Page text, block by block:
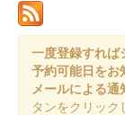
一度登録すれば
予約可能日をお
メールによる
タンをクリック